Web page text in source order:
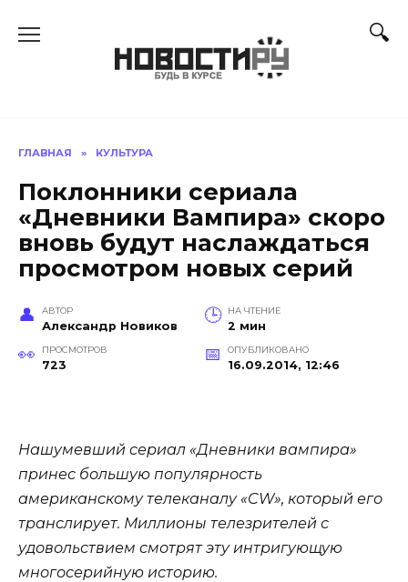
ГЛАВНАЯ » КУЛЬТУРА
Поклонники сериала
«Дневники Вампира» скоро
вновь будут наслаждаться
просмотром новых серий
АВТОР
Александр Новиков
НА ЧТЕНИЕ
2 мин
ПРОСМОТРОВ
723
ОПУБЛИКОВАНО
16.09.2014, 12:46
Нашумевший сериал «Дневники вампира»
принес большую популярность
американскому телеканалу «CW», который его
транслирует. Миллионы телезрителей с
удовольствием смотрят эту интригующую
многосерийную историю.